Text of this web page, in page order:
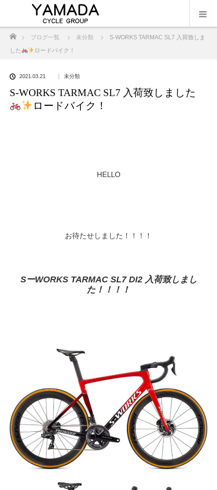
ブログ一覧 未分類
S-WORKS TARMAC SL7 入荷致しま
した
ロードバイク！
2021.03.21 未分類
S-WORKS TARMAC SL7 入荷致しました
ロードバイク！
HELLO
お待たせしました！！！！
SーWORKS TARMAC SL7 DI2 入荷致しまし
た！！！！